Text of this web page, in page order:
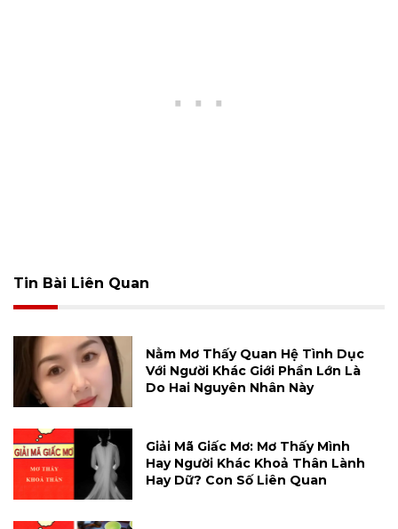
Tin Bài Liên Quan
Nằm Mơ Thấy Quan Hệ Tình Dục
Với Người Khác Giới Phần Lớn Là
Do Hai Nguyên Nhân Này
Giải Mã Giấc Mơ: Mơ Thấy Mình
Hay Người Khác Khoả Thân Lành
Hay Dữ? Con Số Liên Quan